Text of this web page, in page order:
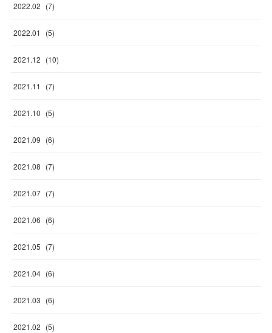
2022.02 (7)
2022.01 (5)
2021.12 (10)
2021.11 (7)
2021.10 (5)
2021.09 (6)
2021.08 (7)
2021.07 (7)
2021.06 (6)
2021.05 (7)
2021.04 (6)
2021.03 (6)
2021.02 (5)